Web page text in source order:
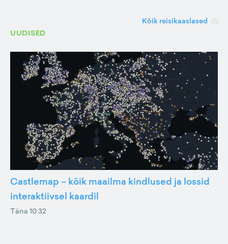
Kõik reisikaaslased
UUDISED
Castlemap – kõik maailma kindlused ja lossid
interaktiivsel kaardil
Täna 10:32